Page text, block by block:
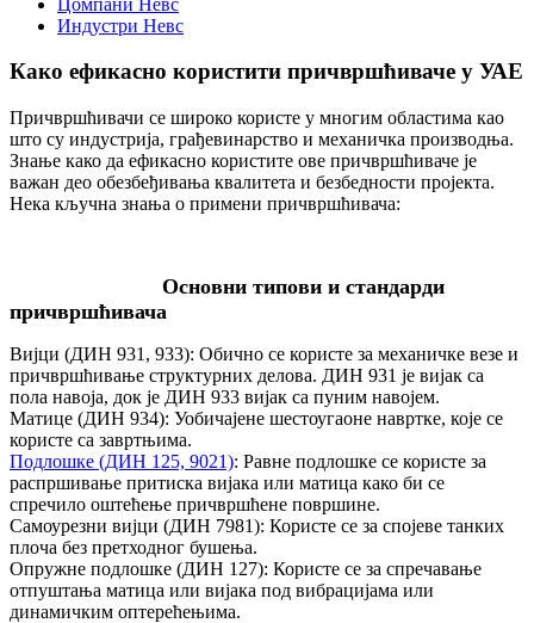
Индустри Невс
Како ефикасно користити причвршћиваче у УАЕ
Причвршћивачи се широко користе у многим областима као
што су индустрија, грађевинарство и механичка производња.
Знање како да ефикасно користите ове причвршћиваче је
важан део обезбеђивања квалитета и безбедности пројекта.
Нека кључна знања о примени причвршћивача:
Основни типови и стандарди
причвршћивача
Вијци (ДИН 931, 933): Обично се користе за механичке везе и
причвршћивање структурних делова. ДИН 931 је вијак са
пола навоја, док је ДИН 933 вијак са пуним навојем.
Матице (ДИН 934): Уобичајене шестоугаоне навртке, које се
користе са завртњима.
Подлошке (ДИН 125, 9021): Равне подлошке се користе за
распршивање притиска вијака или матица како би се
спречило оштећење причвршћене површине.
Самоурезни вијци (ДИН 7981): Користе се за спојеве танких
плоча без претходног бушења.
Опружне подлошке (ДИН 127): Користе се за спречавање
отпуштања матица или вијака под вибрацијама или
динамичким оптерећењима.